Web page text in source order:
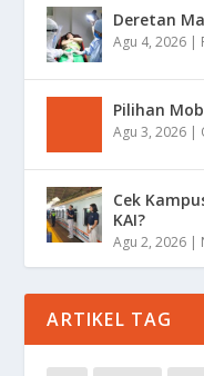
Deretan
Agu 4, 2026 |
Pilihan
Agu 3, 2026 |
Cek
KAI?
Agu 2, 2026 |
ARTIKEL TAG